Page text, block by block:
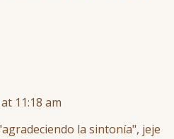
11:18 am
la sintonía", jeje